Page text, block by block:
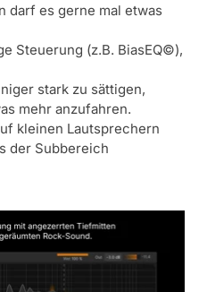
darf es gerne mal etwas
Steuerung (z.B. BiasEQ©),
stark zu sättigen,
mehr anzufahren.
kleinen Lautsprechern
der Subbereich